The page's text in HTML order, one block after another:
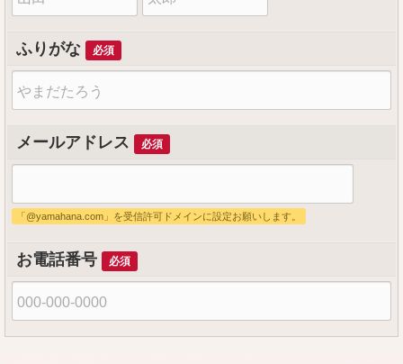
字 前
ふりがな 必須
メールアドレス 必須
「@yamahana.com」を受信許可ドメインに設定お願いします。
お電話番号 必須